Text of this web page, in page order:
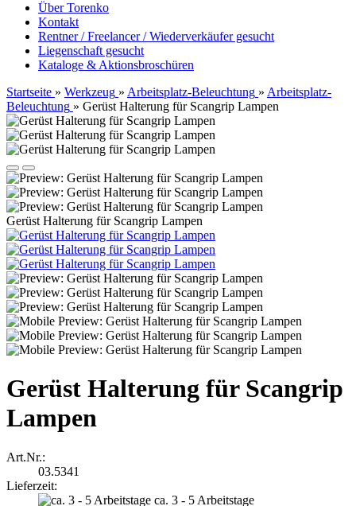
Über Torenko
Kontakt
Rentner / Freelancer / Wiederverkäufer gesucht
Liegenschaft gesucht
Kataloge & Aktionsbroschüren
Startseite » Werkzeug » Arbeitsplatz-Beleuchtung » Arbeitsplatz-
Beleuchtung » Gerüst Halterung für Scangrip Lampen
Gerüst Halterung für Scangrip Lampen
Gerüst Halterung für Scangrip
Lampen
Art.Nr.:
03.5341
Lieferzeit:
ca. 3 - 5 Arbeitstage